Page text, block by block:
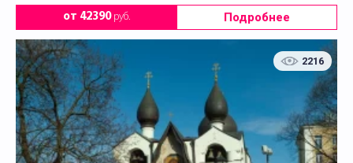
от 42390руб. Подробнее
2216